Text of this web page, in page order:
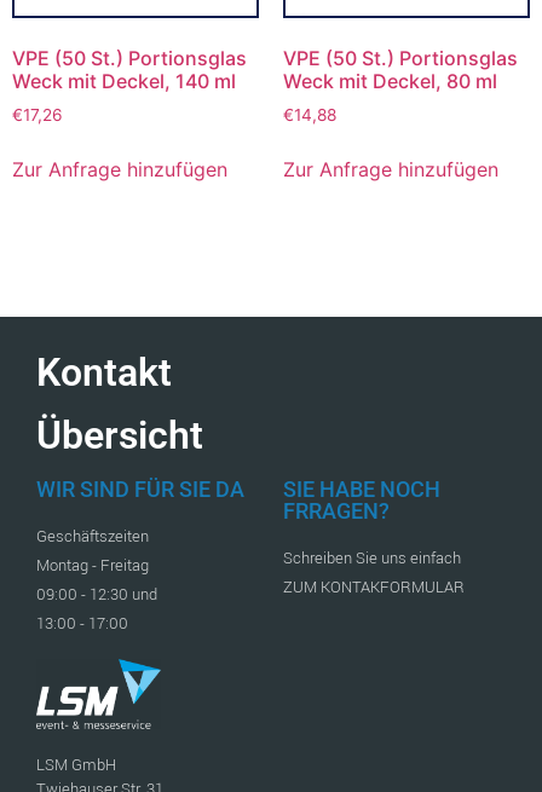
VPE (50 St.) Portionsglas
Weck mit Deckel, 140 ml
€17,26
Zur Anfrage hinzufügen
VPE (50 St.) Portionsglas
Weck mit Deckel, 80 ml
€14,88
Zur Anfrage hinzufügen
Kontakt
Übersicht
WIR SIND FÜR SIE DA
Geschäftszeiten
Montag - Freitag
09:00 - 12:30 und
13:00 - 17:00
LSM GmbH
SIE HABE NOCH
FRRAGEN?
Schreiben Sie uns einfach
ZUM KONTAKFORMULAR